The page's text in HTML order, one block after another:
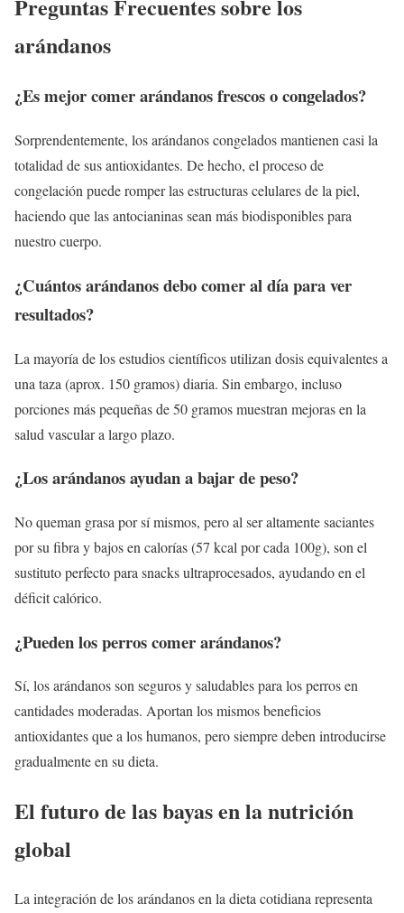
Preguntas Frecuentes sobre los
arándanos
¿Es mejor comer arándanos frescos o congelados?
Sorprendentemente, los arándanos congelados mantienen casi la
totalidad de sus antioxidantes. De hecho, el proceso de
congelación puede romper las estructuras celulares de la piel,
haciendo que las antocianinas sean más biodisponibles para
nuestro cuerpo.
¿Cuántos arándanos debo comer al día para ver
resultados?
La mayoría de los estudios científicos utilizan dosis equivalentes a
una taza (aprox. 150 gramos) diaria. Sin embargo, incluso
porciones más pequeñas de 50 gramos muestran mejoras en la
salud vascular a largo plazo.
¿Los arándanos ayudan a bajar de peso?
No queman grasa por sí mismos, pero al ser altamente saciantes
por su fibra y bajos en calorías (57 kcal por cada 100g), son el
sustituto perfecto para snacks ultraprocesados, ayudando en el
déficit calórico.
¿Pueden los perros comer arándanos?
Sí, los arándanos son seguros y saludables para los perros en
cantidades moderadas. Aportan los mismos beneficios
antioxidantes que a los humanos, pero siempre deben introducirse
gradualmente en su dieta.
El futuro de las bayas en la nutrición
global
La integración de los arándanos en la dieta cotidiana representa